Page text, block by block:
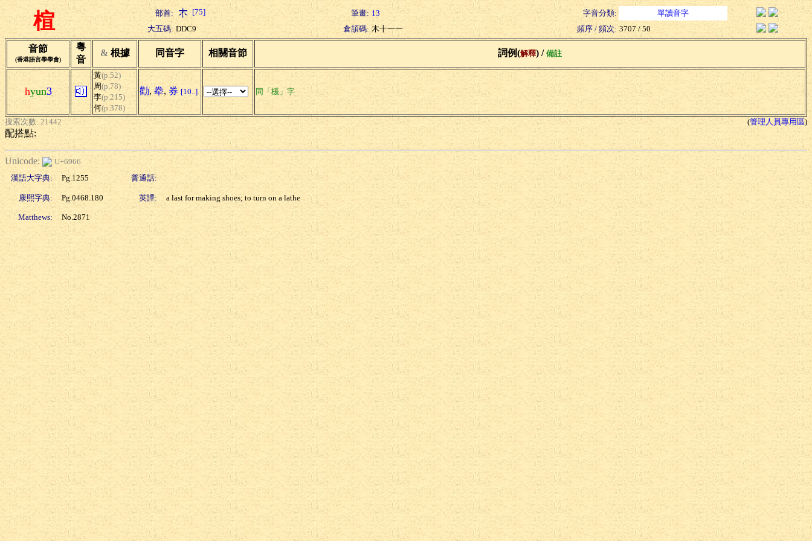
楦 部首: [75] 筆畫: 13 字音分類:
單讀音字
大五碼: DDC9 倉頡碼: 木十一一 頻序 / 頻次: 3707 / 50
音節
(香港語言學學會)
粵
音
& 根據 同音字 相關音節 詞例(解釋) / 備註
hyun3
黃(p.52)
周(p.78)
李(p.215)
何(p.378)
勸, 牶, 券 [10..] 同「楥」字
搜索次數: 21442 (管理人員專用區)
配搭點:
Unicode:
U+6966
漢語大字典:
Pg.1255 普通話:
康熙字典: Pg.0468.180 英譯: a last for making shoes; to turn on a lathe
Matthews: No.2871